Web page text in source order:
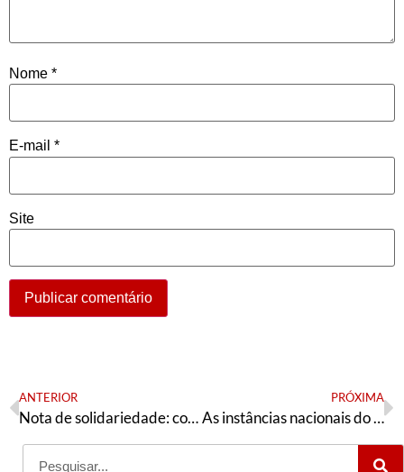
Nome *
E-mail *
Site
ANTERIOR
Nota de solidariedade: companheiros em defesa do povo teresinense!
PRÓXIMA
As instâncias nacionais do PT foram postas em quarentena?